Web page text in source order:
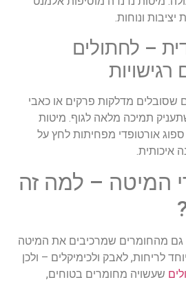
ונוחות.
– לחתולים
שסובלים מדלקות פרקים או כאבי
תמיכה מלאה לגוף. מיטות
ספוג אורטופדי מפחיתות לחץ על
איכותית.
המיטה – למה זה
מהחומרים שמרכיבים את המיטה
לריחות, לאבק ולכימיקלים – ולכן
שעשויה מחומרים בטוחים,